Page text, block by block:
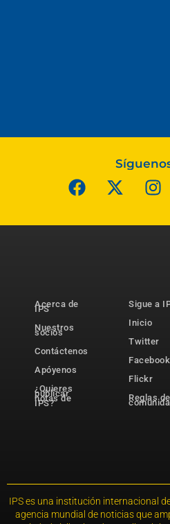
Acerca de
IPS
Nuestros
socios
Contáctenos
Apóyenos
¿Quieres
publicar
notas de
IPS?
Sigue a
Inicio
Twitter
Facebook
Flickr
Reglas de
IPS es una institución internacional
agencia mundial de noticias que